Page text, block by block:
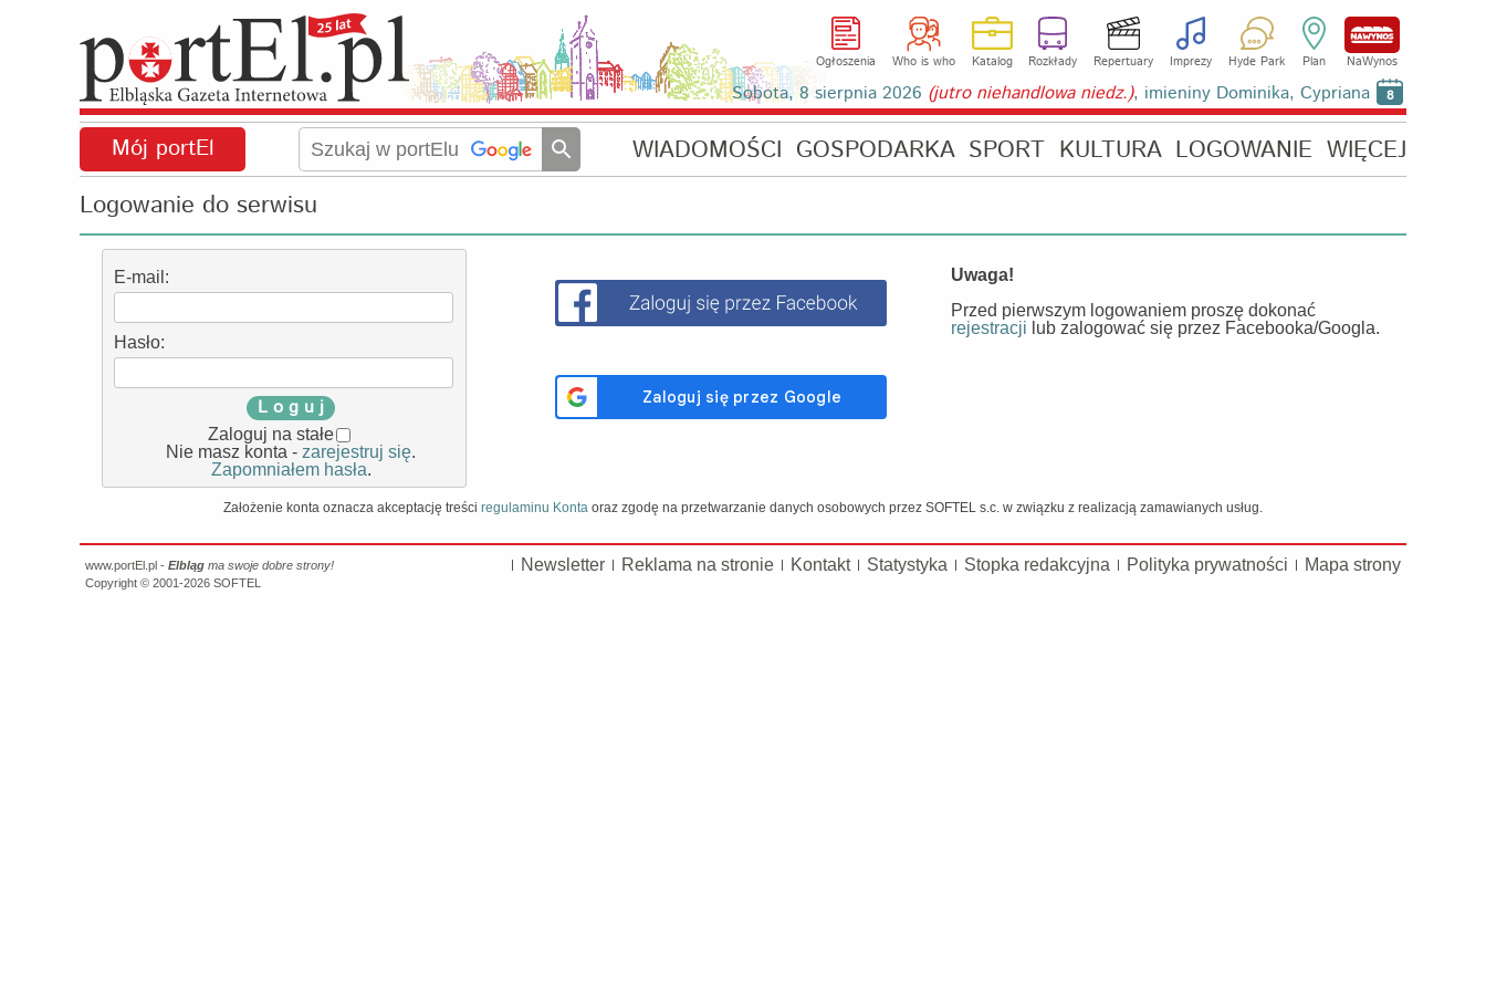
Ogłoszenia Who is who Katalog Rozkłady Repertuary Imprezy Hyde Park Plan NaWynos
Sobota, 8 sierpnia 2026 (jutro niehandlowa niedz.), imieniny Dominika, Cypriana 8
Mój portEl WIADOMOŚCI GOSPODARKA SPORT KULTURA LOGOWANIE WIĘCEJ
Logowanie do serwisu
E-mail:
Hasło:
L o g u j
Zaloguj na stałe
Nie masz konta - zarejestruj się.
Zapomniałem hasła.
Uwaga!
Przed pierwszym logowaniem proszę dokonać
rejestracji lub zalogować się przez Facebooka/Googla.
Założenie konta oznacza akceptację treści regulaminu Konta oraz zgodę na przetwarzanie danych osobowych przez SOFTEL s.c. w związku z realizacją zamawianych usług.
Newsletter Reklama na stronie Kontakt Statystyka Stopka redakcyjna Polityka prywatności Mapa strony
www.portEl.pl - Elbląg ma swoje dobre strony!
Copyright © 2001-2026 SOFTEL